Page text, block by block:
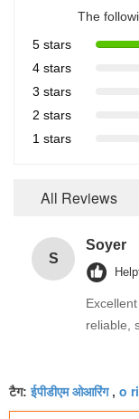
The
5 stars
4 stars
3 stars
2 stars
1 stars
All Reviews
S
Soyer
reliable,
टैग:ईपीडीएम ओआरिंग, o